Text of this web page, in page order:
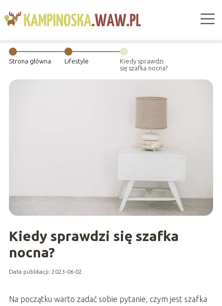
Strona główna Lifestyle
Kiedy sprawdzi
się szafka nocna?
Kiedy sprawdzi się szafka
nocna?
Data publikacji: 2023-06-02
Na początku warto zadać sobie pytanie, czym jest szafka